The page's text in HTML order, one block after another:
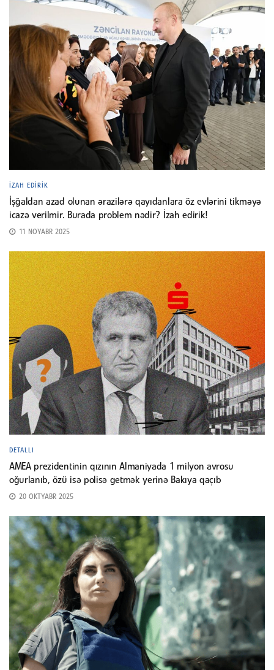
İZAH EDIRIK
İşğaldan azad olunan ərazilərə qayıdanlara öz evlərini tikməyə
icazə verilmir. Burada problem nədir? İzah edirik!
11 NOYABR 2025
DETALLI
AMEA prezidentinin qızının Almaniyada 1 milyon avrosu
oğurlanıb, özü isə polisə getmək yerinə Bakıya qaçıb
20 OKTYABR 2025